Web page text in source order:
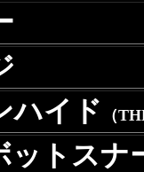
ハイド
（
ットスナ